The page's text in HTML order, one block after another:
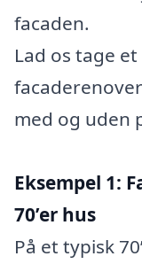
facaden.
Lad os tage
med og uden
Eksempel 1:
70’er hus
På et typisk